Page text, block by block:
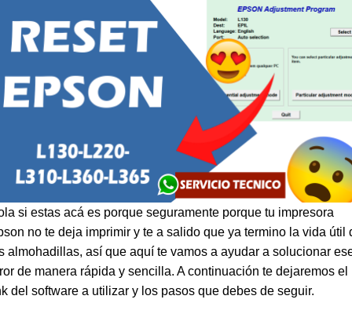
si estas acá es porque seguramente porque tu impresora
no te deja imprimir y te a salido que ya termino la vida útil
almohadillas, así que aquí te vamos a ayudar a solucionar
de manera rápida y sencilla. A continuación te dejaremos el
del software a utilizar y los pasos que debes de seguir.